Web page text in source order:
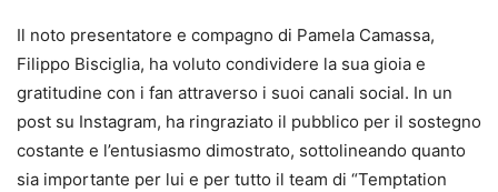
Il noto presentatore e compagno di Pamela Camassa,
Filippo Bisciglia, ha voluto condividere la sua gioia e
gratitudine con i fan attraverso i suoi canali social. In un
post su Instagram, ha ringraziato il pubblico per il sostegno
costante e l’entusiasmo dimostrato, sottolineando quanto
sia importante per lui e per tutto il team di “Temptation